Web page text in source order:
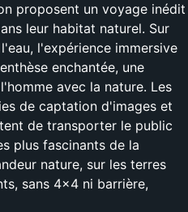
proposent un voyage inédit
leur habitat naturel. Sur
l'expérience immersive
enchantée, une
avec la nature. Les
de captation d'images et
de transporter le public
plus fascinants de la
nature, sur les terres
sans 4x4 ni barrière,